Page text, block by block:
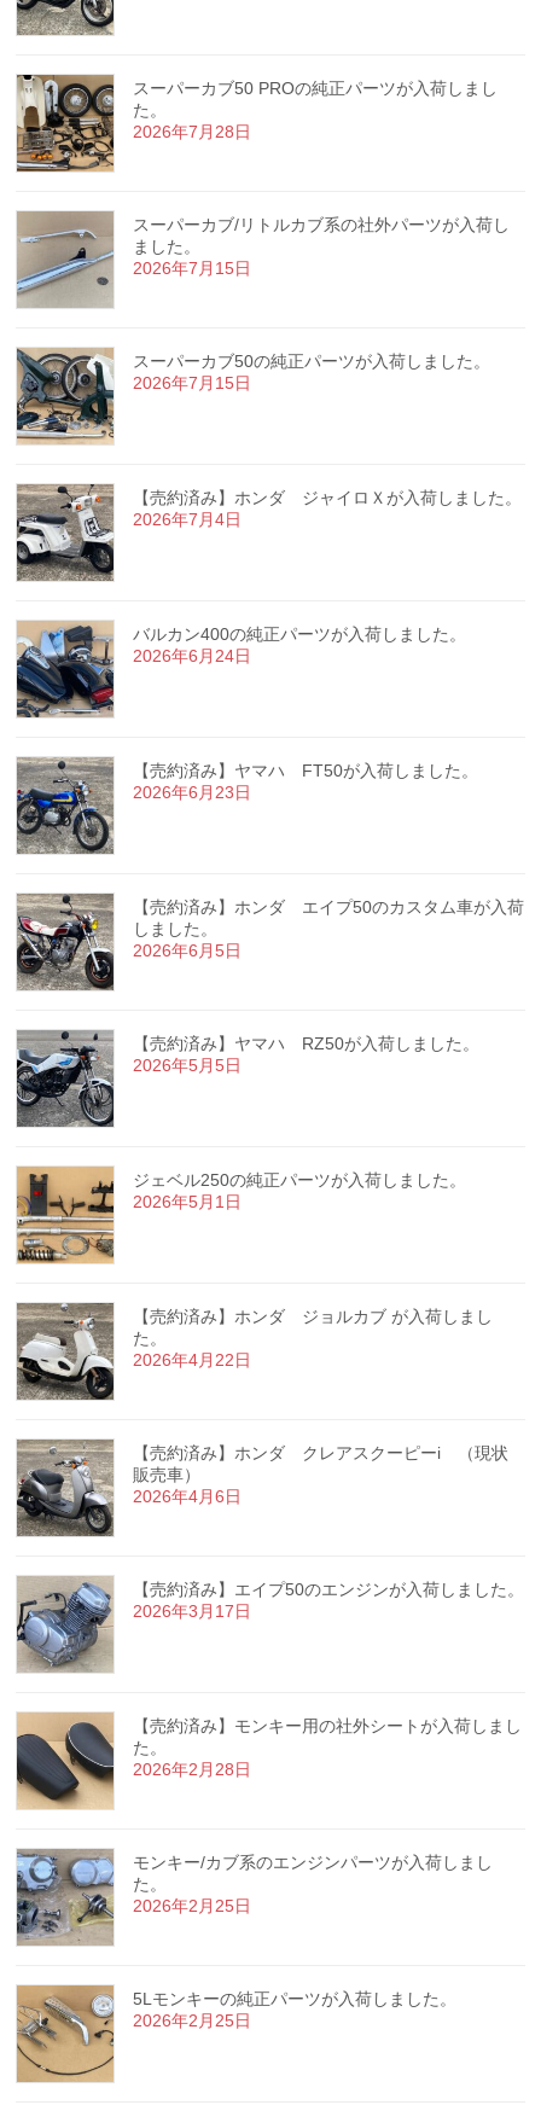
スーパーカブ50 PROの純正パーツが入荷しまし
た。
2026年7月28日
スーパーカブ/リトルカブ系の社外パーツが入荷し
ました。
2026年7月15日
スーパーカブ50の純正パーツが入荷しました。
2026年7月15日
【売約済み】ホンダ ジャイロＸが入荷しました。
2026年7月4日
バルカン400の純正パーツが入荷しました。
2026年6月24日
【売約済み】ヤマハ FT50が入荷しました。
2026年6月23日
【売約済み】ホンダ エイプ50のカスタム車が入荷
しました。
2026年6月5日
【売約済み】ヤマハ RZ50が入荷しました。
2026年5月5日
ジェベル250の純正パーツが入荷しました。
2026年5月1日
【売約済み】ホンダ ジョルカブ が入荷しまし
た。
2026年4月22日
【売約済み】ホンダ クレアスクーピーi （現状
販売車）
2026年4月6日
【売約済み】エイプ50のエンジンが入荷しました。
2026年3月17日
【売約済み】モンキー用の社外シートが入荷しまし
た。
2026年2月28日
モンキー/カブ系のエンジンパーツが入荷しまし
た。
2026年2月25日
5Lモンキーの純正パーツが入荷しました。
2026年2月25日